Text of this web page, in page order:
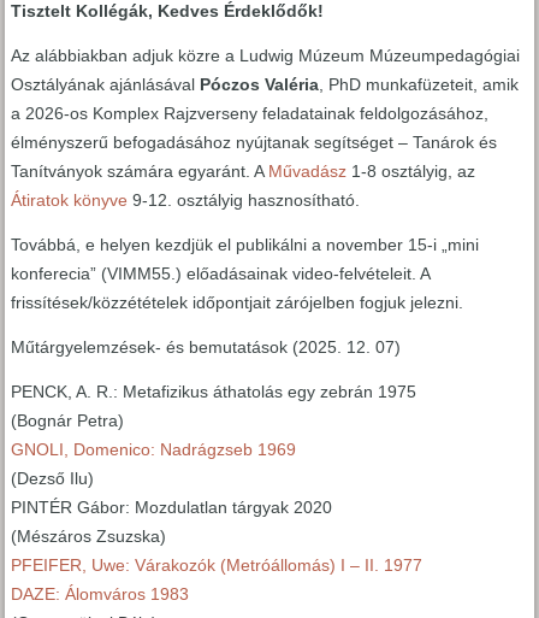
Tisztelt Kollégák, Kedves Érdeklődők!
Az alábbiakban adjuk közre a Ludwig Múzeum Múzeumpedagógiai
Osztályának ajánlásával Póczos Valéria, PhD munkafüzeteit, amik
a 2026-os Komplex Rajzverseny feladatainak feldolgozásához,
élményszerű befogadásához nyújtanak segítséget – Tanárok és
Tanítványok számára egyaránt. AMűvadász 1-8 osztályig, az
Átiratok könyve 9-12. osztályig hasznosítható.
Továbbá, e helyen kezdjük el publikálni a november 15-i „mini
konferecia” (VIMM55.) előadásainak video-felvételeit. A
frissítések/közzétételek időpontjait zárójelben fogjuk jelezni.
Műtárgyelemzések- és bemutatások (2025. 12. 07)
PENCK, A. R.: Metafizikus áthatolás egy zebrán 1975
(Bognár Petra)
GNOLI, Domenico: Nadrágzseb 1969
(Dezső Ilu)
PINTÉR Gábor: Mozdulatlan tárgyak 2020
(Mészáros Zsuzska)
PFEIFER, Uwe: Várakozók (Metróállomás) I – II. 1977
DAZE: Álomváros 1983